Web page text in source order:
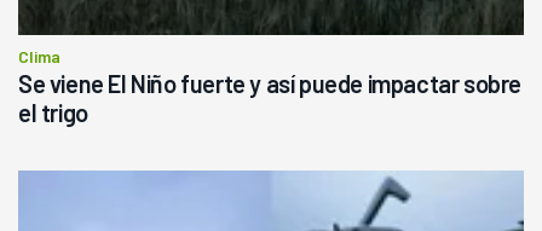
Clima
Se viene El Niño fuerte y así puede impactar sobre
el trigo